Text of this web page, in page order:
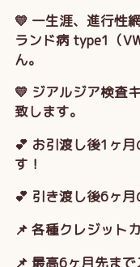
💛 一生涯、進行性
ランド病 type1（
ん。
💛 ジアルジア検査
致します。
💕 お引渡し後1ヶ
す！
💕 引き渡し後6ヶ
📌 各種クレジット
📌 最高6ヶ月先ま